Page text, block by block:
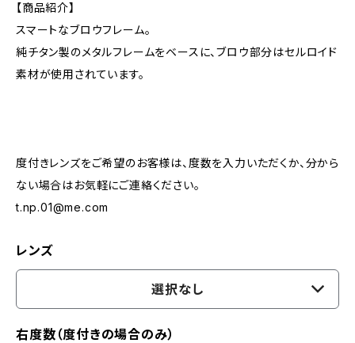
【商品紹介】
スマートなブロウフレーム。
純チタン製のメタルフレームをベースに、ブロウ部分はセルロイド
素材が使用されています。
度付きレンズをご希望のお客様は、度数を入力いただくか、分から
ない場合はお気軽にご連絡ください。
t.np.01@me.com
レンズ
選択なし
右度数（度付きの場合のみ）